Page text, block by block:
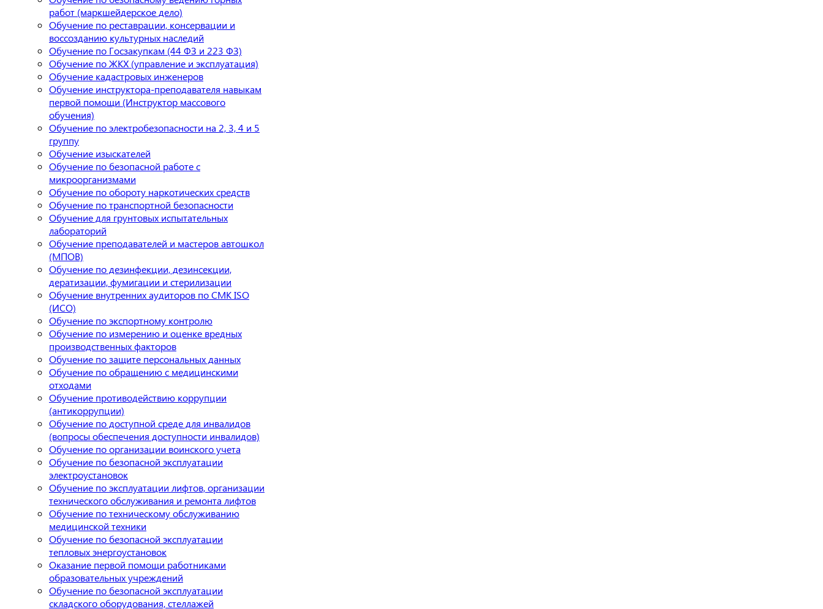
работ (маркшейдерское дело)
Обучение по реставрации, консервации и
воссозданию культурных наследий
Обучение по Госзакупкам (44 ФЗ и 223 ФЗ)
Обучение по ЖКХ (управление и эксплуатация)
Обучение кадастровых инженеров
Обучение инструктора-преподавателя навыкам
первой помощи (Инструктор массового
обучения)
Обучение по электробезопасности на 2, 3, 4 и 5
группу
Обучение изыскателей
Обучение по безопасной работе с
микроорганизмами
Обучение по обороту наркотических средств
Обучение по транспортной безопасности
Обучение для грунтовых испытательных
лабораторий
Обучение преподавателей и мастеров автошкол
(МПОВ)
Обучение по дезинфекции, дезинсекции,
дератизации, фумигации и стерилизации
Обучение внутренних аудиторов по СМК ISO
(ИСО)
Обучение по экспортному контролю
Обучение по измерению и оценке вредных
производственных факторов
Обучение по защите персональных данных
Обучение по обращению с медицинскими
отходами
Обучение противодействию коррупции
(антикоррупции)
Обучение по доступной среде для инвалидов
(вопросы обеспечения доступности инвалидов)
Обучение по организации воинского учета
Обучение по безопасной эксплуатации
электроустановок
Обучение по эксплуатации лифтов, организации
технического обслуживания и ремонта лифтов
Обучение по техническому обслуживанию
медицинской техники
Обучение по безопасной эксплуатации
тепловых энергоустановок
Оказание первой помощи работниками
образовательных учреждений
Обучение по безопасной эксплуатации
складского оборудования, стеллажей